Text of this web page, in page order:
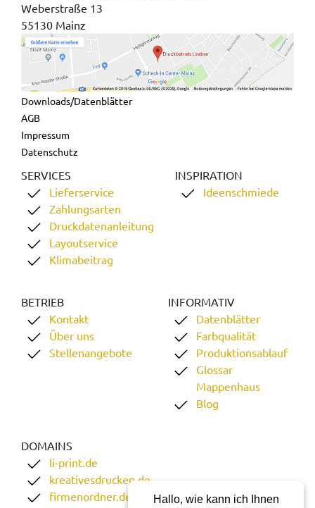
Weberstraße 13
55130 Mainz
Downloads/Datenblätter
AGB
Impressum
Datenschutz
SERVICES
Lieferservice
Zahlungsarten
Druckdatenanleitung
Layoutservice
Klimabeitrag
INSPIRATION
Ideenschmiede
BETRIEB
Kontakt
Über uns
Stellenangebote
INFORMATIV
Datenblätter
Farbqualität
Produktionsablauf
Glossar
Mappenhaus
Blog
DOMAINS
li-print.de
kreativesdrucken.de
firmenordner.de
Hallo, wie kann ich Ihnen